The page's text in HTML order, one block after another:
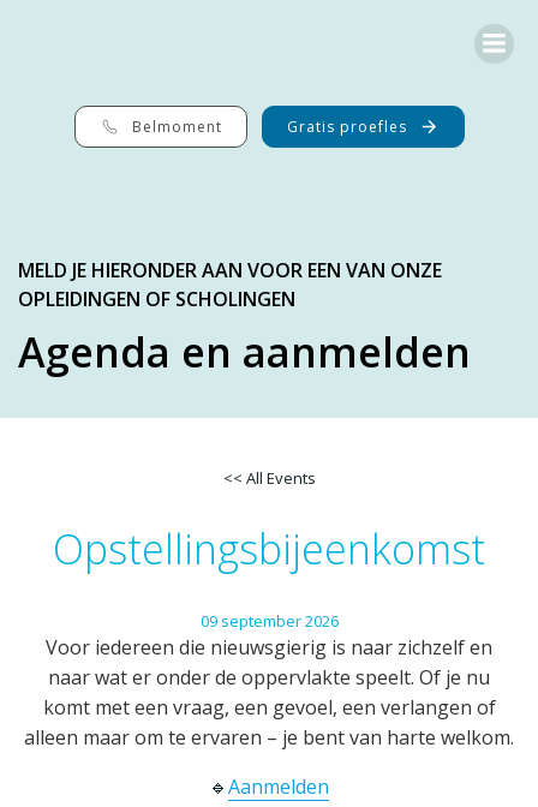
Belmoment Gratis proefles
MELD JE HIERONDER AAN VOOR EEN VAN ONZE
OPLEIDINGEN OF SCHOLINGEN
Agenda en aanmelden
<< All Events
Opstellingsbijeenkomst
09 september2026
Voor iedereen die nieuwsgierig is naar zichzelf en
naar wat er onder de oppervlakte speelt. Of je nu
komt met een vraag, een gevoel, een verlangen of
alleen maar om te ervaren – je bent van harte welkom.
🔹Aanmelden